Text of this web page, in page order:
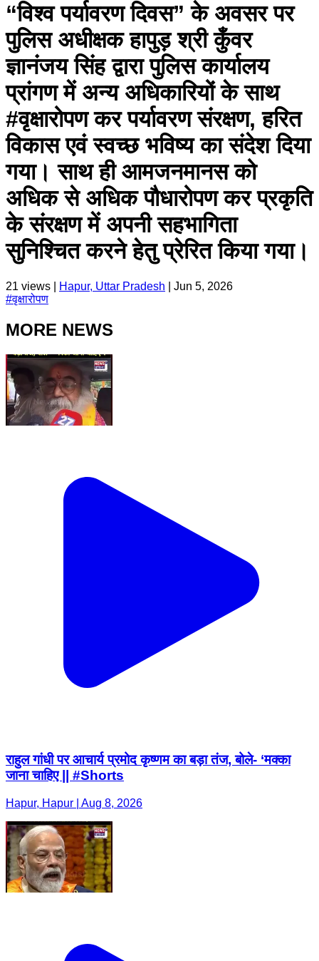
“विश्व पर्यावरण दिवस” के अवसर पर
पुलिस अधीक्षक हापुड़ श्री कुँवर
ज्ञानंजय सिंह द्वारा पुलिस कार्यालय
प्रांगण में अन्य अधिकारियों के साथ
#वृक्षारोपण कर पर्यावरण संरक्षण, हरित
विकास एवं स्वच्छ भविष्य का संदेश दिया
गया। साथ ही आमजनमानस को
अधिक से अधिक पौधारोपण कर प्रकृति
के संरक्षण में अपनी सहभागिता
सुनिश्चित करने हेतु प्रेरित किया गया।
21 views | Hapur, Uttar Pradesh
Jun 5, 2026
#वृक्षारोपण
MORE NEWS
राहुल गांधी पर आचार्य प्रमोद कृष्णम का बड़ा तंज, बोले- ‘मक्का
जाना चाहिए || #Shorts
Hapur, Hapur | Aug 8, 2026